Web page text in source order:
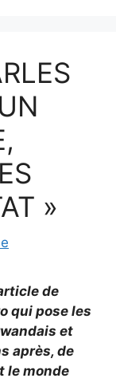
»
de
qui pose les
et
après, de
le monde